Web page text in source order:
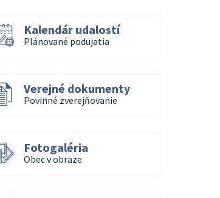
Kalendár udalostí
Plánované podujatia
Verejné dokumenty
Povinné zverejňovanie
Fotogaléria
Obec v obraze